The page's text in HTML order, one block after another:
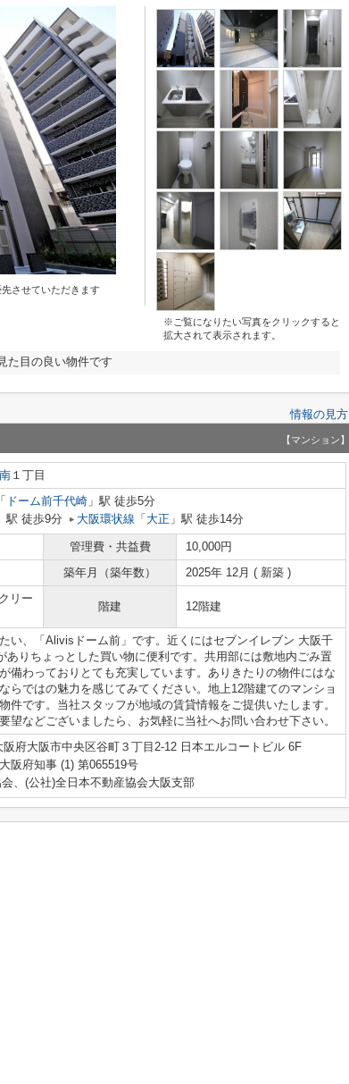
させていただきます
※ご覧になりたい写真をクリックすると
拡大されて表示されます。
た目の良い物件です
情報の見方
【マンション】
１丁目
「 ドーム前千代崎 」駅 徒歩5分
駅 徒歩9分 大阪環状線 「 大正 」駅 徒歩14分
管理費・共益費
10,000円
築年月（築年数） 2025年 12月 ( 新築 )
リー
階建 12階建
い、「Alivisドーム前」です。近くにはセブンイレブン 大阪千
ありちょっとした買い物に便利です。共用部には敷地内ごみ置
備わっておりとても充実しています。ありきたりの物件にはな
らではの魅力を感じてみてください。地上12階建てのマンショ
件です。当社スタッフが地域の賃貸情報をご提供いたします。
望などございましたら、お気軽に当社へお問い合わせ下さい。
阪府大阪市中央区谷町３丁目2-12 日本エルコートビル 6F
大阪府知事 (1) 第065519号
、(公社)全日本不動産協会大阪支部